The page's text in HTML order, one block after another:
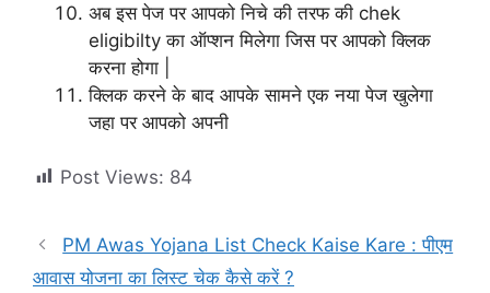
अब इस पेज पर आपको निचे की तरफ की chek
eligibilty का ऑप्शन मिलेगा जिस पर आपको क्लिक
करना होगा |
क्लिक करने के बाद आपके सामने एक नया पेज खुलेगा
जहा पर आपको अपनी
Post Views: 84
PM Awas Yojana List Check Kaise Kare : पीएम
आवास योजना का लिस्ट चेक कैसे करें ?